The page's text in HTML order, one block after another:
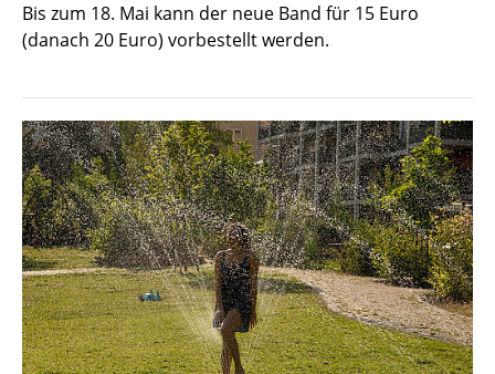
Bis zum 18. Mai kann der neue Band für 15 Euro
(danach 20 Euro) vorbestellt werden.